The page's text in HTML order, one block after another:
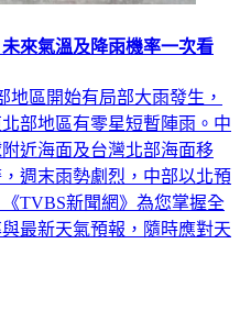
來氣溫及降雨機率一次看
區開始有局部大雨發生，
部地區有零星短暫陣雨。中
近海面及台灣北部海面移
週末雨勢劇烈，中部以北預
TVBS新聞網》為您掌握全
最新天氣預報，隨時應對天